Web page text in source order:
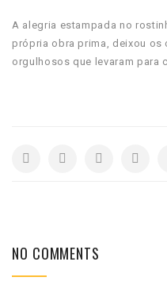
A alegria estampada no
própria obra prima, deixou
orgulhosos que levaram para
NO COMMENTS